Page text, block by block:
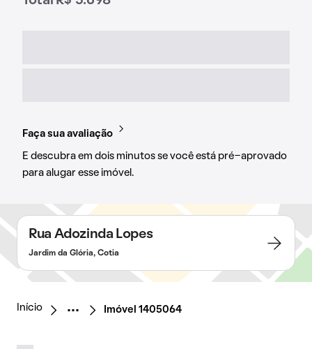
Faça sua avaliação
E descubra em dois minutos se você está pré-aprovado
para alugar esse imóvel.
Rua Adozinda Lopes
Jardim da Glória, Cotia
Início Imóvel 1405064